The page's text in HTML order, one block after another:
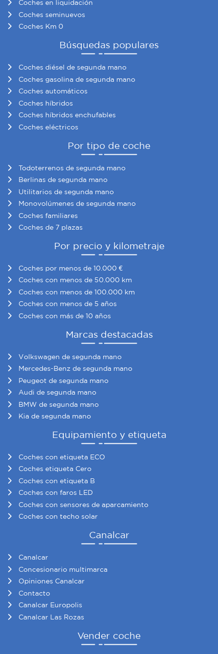
sociales y analizar el tráfico. Además, compartimos
información sobre el uso que haga del sitio web con
nuestros partners de redes sociales, publicidad y análisis
que les haya proporcionado o que hayan recopilado a
Coches en liquidación
Coches seminuevos
Coches Km 0
Búsquedas populares
Coches diésel de segunda mano
Coches gasolina de segunda mano
Coches automáticos
Coches híbridos
Coches híbridos enchufables
Coches eléctricos
Por tipo de coche
Todoterrenos de segunda mano
Berlinas de segunda mano
Utilitarios de segunda mano
Monovolúmenes de segunda mano
Coches familiares
Coches de 7 plazas
Por precio y kilometraje
Coches por menos de 10.000 €
Coches con menos de 50.000 km
Coches con menos de 100.000 km
Coches con menos de 5 años
Coches con más de 10 años
Marcas destacadas
Volkswagen de segunda mano
Mercedes-Benz de segunda mano
Peugeot de segunda mano
Audi de segunda mano
BMW de segunda mano
Kia de segunda mano
Equipamiento y etiqueta
Coches con etiqueta ECO
Coches etiqueta Cero
Coches con etiqueta B
Coches con faros LED
Coches con sensores de aparcamiento
Coches con techo solar
Canalcar
Canalcar
Concesionario multimarca
Opiniones Canalcar
Contacto
Canalcar Europolis
Canalcar Las Rozas
Vender coche